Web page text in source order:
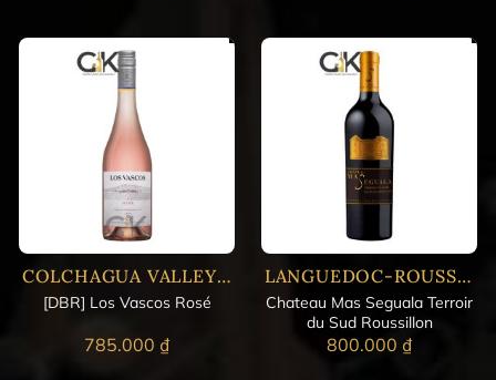
COLCHAGUA VALLEY - CENTRAL
[DBR] Los Vascos Rosé
785.000 ₫
LANGUEDOC-ROUSSILLON - PHÁP
Chateau Mas Seguala Terroir
du Sud Roussillon
800.000 ₫